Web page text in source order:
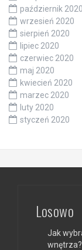
październik 2020
wrzesień 2020
sierpień 2020
lipiec 2020
czerwiec 2020
maj 2020
kwiecień 2020
marzec 2020
luty 2020
styczeń 2020
Losowo
Jak
wnętrza?